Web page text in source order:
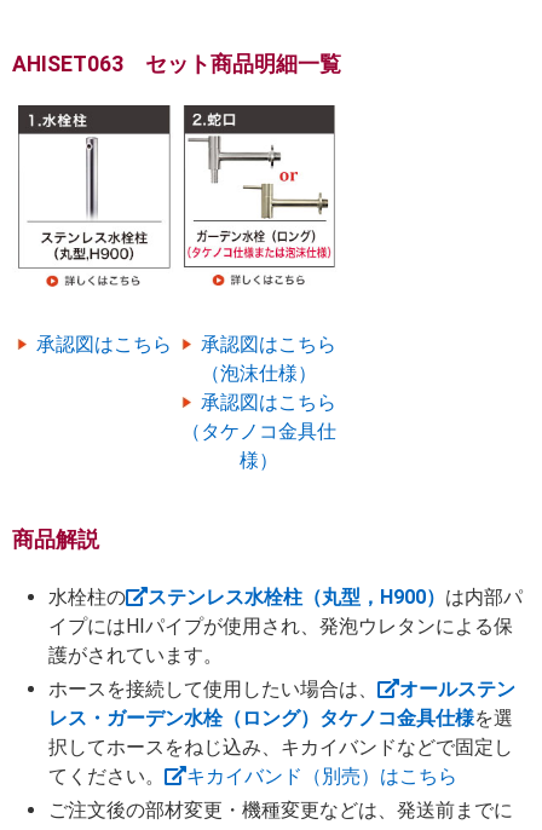
AHISET063 セット商品明細一覧
承認図はこちら
承認図はこちら
（泡沫仕様）
承認図はこちら
（タケノコ金具仕
様）
商品解説
水栓柱の ステンレス水栓柱（丸型，H900） は内部パ
イプにはHIパイプが使用され、発泡ウレタンによる保
護がされています。
ホースを接続して使用したい場合は、
オールステン
レス・ガーデン水栓（ロング）タケノコ金具仕様を選
択してホースをねじ込み、キカイバンドなどで固定し
てください。
キカイバンド（別売）はこちら
ご注文後の部材変更・機種変更などは、発送前までに